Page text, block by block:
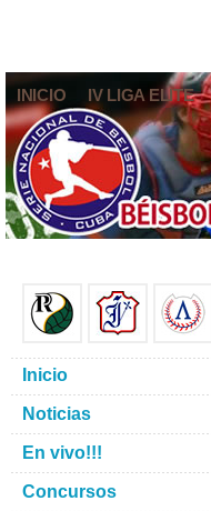
INICIO IV LIGA ELITE
Inicio
Noticias
En vivo!!!
Concursos